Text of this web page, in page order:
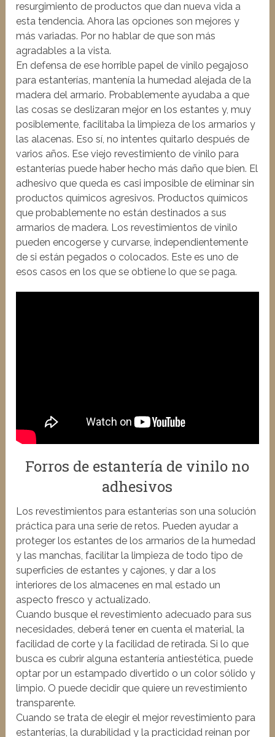
resurgimiento de productos que dan nueva vida a
esta tendencia. Ahora las opciones son mejores y
más variadas. Por no hablar de que son más
agradables a la vista.
En defensa de ese horrible papel de vinilo pegajoso
para estanterías, mantenía la humedad alejada de la
madera del armario. Probablemente ayudaba a que
las cosas se deslizaran mejor en los estantes y, muy
posiblemente, facilitaba la limpieza de los armarios y
las alacenas. Eso sí, no intentes quitarlo después de
varios años. Ese viejo revestimiento de vinilo para
estanterías puede haber hecho más daño que bien. El
adhesivo que queda es casi imposible de eliminar sin
productos químicos agresivos. Productos químicos
que probablemente no están destinados a sus
armarios de madera. Los revestimientos de vinilo
pueden encogerse y curvarse, independientemente
de si están pegados o colocados. Este es uno de
esos casos en los que se obtiene lo que se paga.
Forros de estantería de vinilo no
adhesivos
Los revestimientos para estanterías son una solución
práctica para una serie de retos. Pueden ayudar a
proteger los estantes de los armarios de la humedad
y las manchas, facilitar la limpieza de todo tipo de
superficies de estantes y cajones, y dar a los
interiores de los almacenes en mal estado un
aspecto fresco y actualizado.
Cuando busque el revestimiento adecuado para sus
necesidades, deberá tener en cuenta el material, la
facilidad de corte y la facilidad de retirada. Si lo que
busca es cubrir alguna estantería antiestética, puede
optar por un estampado divertido o un color sólido y
limpio. O puede decidir que quiere un revestimiento
transparente.
Cuando se trata de elegir el mejor revestimiento para
estanterías, la durabilidad y la practicidad reinan por